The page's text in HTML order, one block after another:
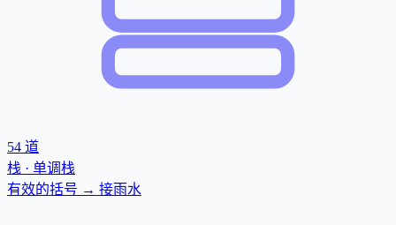
54 道
栈 · 单调栈
有效的括号 → 接雨水